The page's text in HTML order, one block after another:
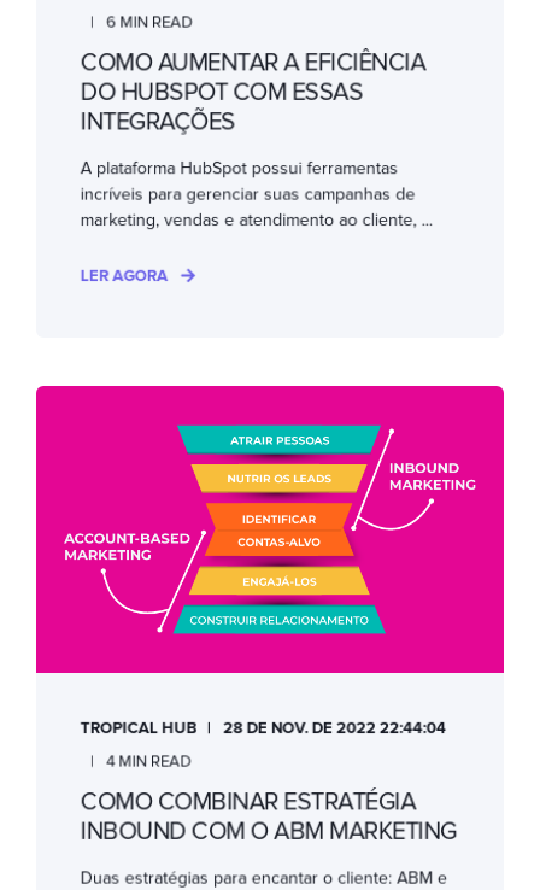
6 MIN READ
COMO AUMENTAR A EFICIÊNCIA
DO HUBSPOT COM ESSAS
INTEGRAÇÕES
A plataforma HubSpot possui ferramentas
incríveis para gerenciar suas campanhas de
marketing, vendas e atendimento ao cliente, ...
LER AGORA
TROPICAL HUB
28 DE NOV. DE 2022 22:44:04
4 MIN READ
COMO COMBINAR ESTRATÉGIA
INBOUND COM O ABM MARKETING
Duas estratégias para encantar o cliente: ABM e